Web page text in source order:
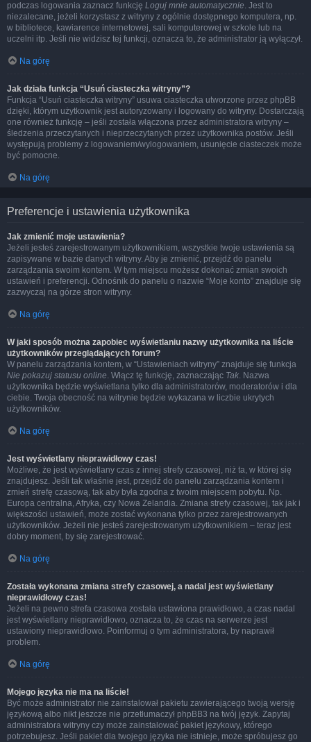
podczas logowania zaznacz funkcję Loguj mnie automatycznie. Jest to
niezalecane, jeżeli korzystasz z witryny z ogólnie dostępnego komputera, np.
w bibliotece, kawiarence internetowej, sali komputerowej w szkole lub na
uczelni itp. Jeśli nie widzisz tej funkcji, oznacza to, że administrator ją wyłączył.
Na górę
Jak działa funkcja “Usuń ciasteczka witryny”?
Funkcja “Usuń ciasteczka witryny” usuwa ciasteczka utworzone przez phpBB
dzięki, którym użytkownik jest autoryzowany i logowany do witryny. Dostarczają
one również funkcję – jeśli została włączona przez administratora witryny –
śledzenia przeczytanych i nieprzeczytanych przez użytkownika postów. Jeśli
występują problemy z logowaniem/wylogowaniem, usunięcie ciasteczek może
być pomocne.
Na górę
Preferencje i ustawienia użytkownika
Jak zmienić moje ustawienia?
Jeżeli jesteś zarejestrowanym użytkownikiem, wszystkie twoje ustawienia są
zapisywane w bazie danych witryny. Aby je zmienić, przejdź do panelu
zarządzania swoim kontem. W tym miejscu możesz dokonać zmian swoich
ustawień i preferencji. Odnośnik do panelu o nazwie “Moje konto” znajduje się
zazwyczaj na górze stron witryny.
Na górę
W jaki sposób można zapobiec wyświetlaniu nazwy użytkownika na liście
użytkowników przeglądających forum?
W panelu zarządzania kontem, w “Ustawieniach witryny” znajduje się funkcja
Nie pokazuj statusu online. Włącz tę funkcję, zaznaczając Tak. Nazwa
użytkownika będzie wyświetlana tylko dla administratorów, moderatorów i dla
ciebie. Twoja obecność na witrynie będzie wykazana w liczbie ukrytych
użytkowników.
Na górę
Jest wyświetlany nieprawidłowy czas!
Możliwe, że jest wyświetlany czas z innej strefy czasowej, niż ta, w której się
znajdujesz. Jeśli tak właśnie jest, przejdź do panelu zarządzania kontem i
zmień strefę czasową, tak aby była zgodna z twoim miejscem pobytu. Np.
Europa centralna, Afryka, czy Nowa Zelandia. Zmiana strefy czasowej, tak jak i
większości ustawień, może zostać wykonana tylko przez zarejestrowanych
użytkowników. Jeżeli nie jesteś zarejestrowanym użytkownikiem – teraz jest
dobry moment, by się zarejestrować.
Na górę
Została wykonana zmiana strefy czasowej, a nadal jest wyświetlany
nieprawidłowy czas!
Jeżeli na pewno strefa czasowa została ustawiona prawidłowo, a czas nadal
jest wyświetlany nieprawidłowo, oznacza to, że czas na serwerze jest
ustawiony nieprawidłowo. Poinformuj o tym administratora, by naprawił
problem.
Na górę
Mojego języka nie ma na liście!
Być może administrator nie zainstalował pakietu zawierającego twoją wersję
językową albo nikt jeszcze nie przetłumaczył phpBB3 na twój język. Zapytaj
administratora witryny czy może zainstalować pakiet językowy, którego
potrzebujesz. Jeśli pakiet dla twojego języka nie istnieje, może spróbujesz go